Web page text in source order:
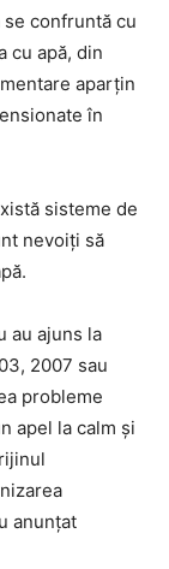
confruntă cu
cu apă, din
aparțin
în
sisteme de
nevoiți să
au ajuns la
2007 sau
probleme
apel la calm şi
anunțat